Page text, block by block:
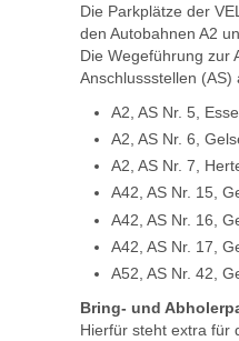
Die Parkplätze der
den Autobahnen A2
Die Wegeführung zur
Anschlussstellen (AS)
A2, AS Nr. 5,
A2, AS Nr. 6,
A2, AS Nr. 7,
A42, AS Nr. 15,
A42, AS Nr. 16,
A42, AS Nr. 17,
A52, AS Nr. 42,
Bring- und
Hierfür steht extra für